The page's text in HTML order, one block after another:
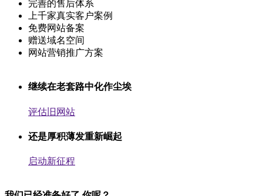
完善的售后体系
上千家真实客户案例
免费网站备案
赠送域名空间
网站营销推广方案
继续在老套路中化作尘埃
评估旧网站
还是厚积薄发重新崛起
启动新征程